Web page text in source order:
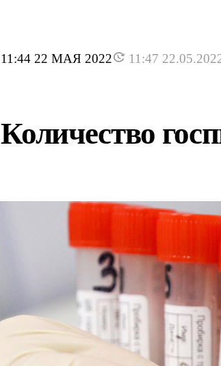
11:44 22 МАЯ 2022 11:47
Количество